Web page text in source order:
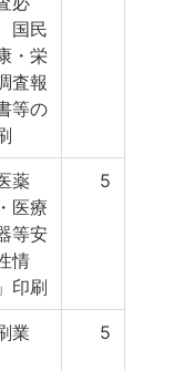
国民
・栄
査報
等の
薬
医療
等安
情
印刷
5
業 5